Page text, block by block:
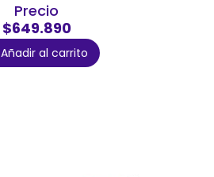
Precio
$649.890
Añadir al carrito